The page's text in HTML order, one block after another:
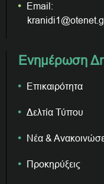
Email:
Ενημέρωση
Επικαιρότητα
Δελτία Τύπου
Νέα &
Προκηρύξεις